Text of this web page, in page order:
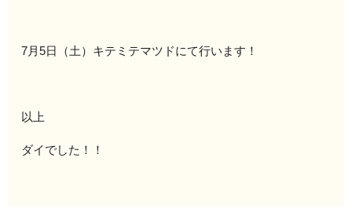
7月5日（土）キテミテマツドにて行います！
以上
ダイでした！！